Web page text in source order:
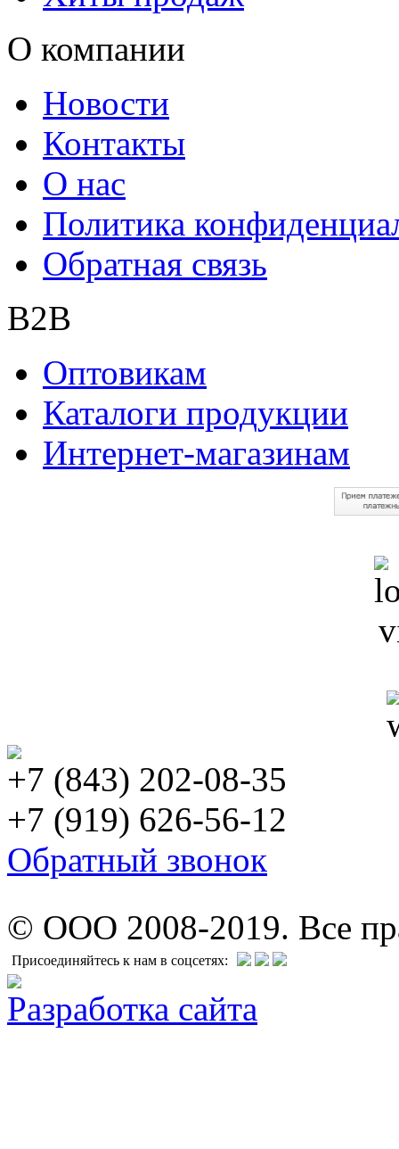
О компании
Новости
Контакты
О нас
Политика
Обратная связь
B2B
Оптовикам
Каталоги продукции
Интернет-магазинам
+7 (843) 202-08-35
+7 (919) 626-56-12
Обратный звонок
© ООО 2008-2019. Все
Присоединяйтесь к нам в соцсетях:
Разработка сайта